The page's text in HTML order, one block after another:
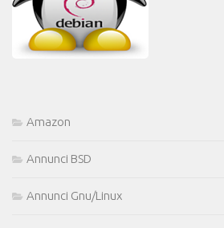
Amazon
Annunci BSD
Annunci Gnu/Linux